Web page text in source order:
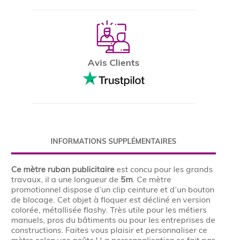
Avis Clients
INFORMATIONS SUPPLÉMENTAIRES
Ce mètre ruban publicitaireest concu pour les grands
travaux, il a une longueur de 5m. Ce mètre
promotionnel dispose d’un clip ceinture et d’un bouton
de blocage. Cet objet à floquer est décliné en version
colorée, métallisée flashy. Très utile pour les métiers
manuels, pros du bâtiments ou pour les entreprises de
constructions. Faites vous plaisir et personnaliser ce